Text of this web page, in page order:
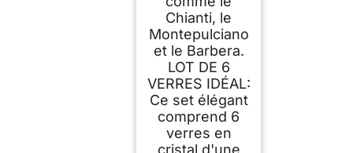
Chianti, le
Montepulciano
et le Barbera.
LOT DE 6
VERRES IDÉAL:
Ce set élégant
comprend 6
verres en
cristal d'une